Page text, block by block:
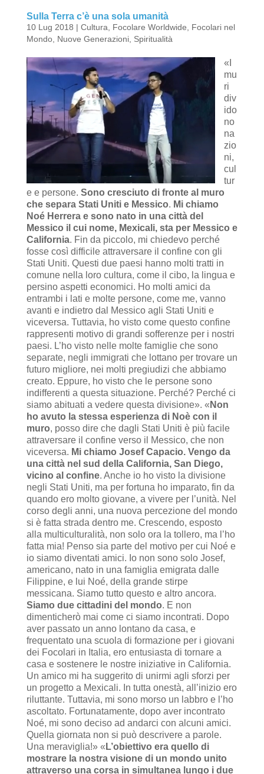
Sulla Terra c’è una sola umanità
10 Lug 2018 | Cultura Focolare Worldwide
Focolari nel
Mondo, Nuove Generazioni, Spiritualità
«I
mu
ri
div
ido
no
na
zio
ni,
cul
tur
e e persone. Sono cresciuto di fronte al muro
che separa Stati Uniti e Messico. Mi chiamo
Noé Herrera e sono nato in una città del
Messico il cui nome, Mexicali, sta per Messico e
California. Fin da piccolo, mi chiedevo perché
fosse così difficile attraversare il confine con gli
Stati Uniti. Questi due paesi hanno molti tratti in
comune nella loro cultura, come il cibo, la lingua e
persino aspetti economici. Ho molti amici da
entrambi i lati e molte persone, come me, vanno
avanti e indietro dal Messico agli Stati Uniti e
viceversa. Tuttavia, ho visto come questo confine
rappresenti motivo di grandi sofferenze per i nostri
paesi. L’ho visto nelle molte famiglie che sono
separate, negli immigrati che lottano per trovare un
futuro migliore, nei molti pregiudizi che abbiamo
creato. Eppure, ho visto che le persone sono
indifferenti a questa situazione. Perché? Perché ci
siamo abituati a vedere questa divisione». « Non
ho avuto la stessa esperienza di Noè con il
muro, posso dire che dagli Stati Uniti è più facile
attraversare il confine verso il Messico, che non
viceversa. Mi chiamo Josef Capacio. Vengo da
una città nel sud della California, San Diego,
vicino al confine. Anche io ho visto la divisione
negli Stati Uniti, ma per fortuna ho imparato, fin da
quando ero molto giovane, a vivere per l’unità. Nel
corso degli anni, una nuova percezione del mondo
si è fatta strada dentro me. Crescendo, esposto
alla multiculturalità, non solo ora la tollero, ma l’ho
fatta mia! Penso sia parte del motivo per cui Noé e
io siamo diventati amici. Io non sono solo Josef,
americano, nato in una famiglia emigrata dalle
Filippine, e lui Noé, della grande stirpe
messicana. Siamo tutto questo e altro ancora.
Siamo due cittadini del mondo. E non
dimenticherò mai come ci siamo incontrati. Dopo
aver passato un anno lontano da casa, e
frequentato una scuola di formazione per i giovani
dei Focolari in Italia, ero entusiasta di tornare a
casa e sostenere le nostre iniziative in California.
Un amico mi ha suggerito di unirmi agli sforzi per
un progetto a Mexicali. In tutta onestà, all’inizio ero
riluttante. Tuttavia, mi sono morso un labbro e l’ho
ascoltato. Fortunatamente, dopo aver incontrato
Noé, mi sono deciso ad andarci con alcuni amici.
Quella giornata non si può descrivere a parole.
Una meraviglia!» « L’obiettivo era quello di
mostrare la nostra visione di un mondo unito
attraverso una corsa in simultanea lungo i due